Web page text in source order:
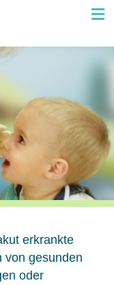
erkrankte
von gesunden
oder